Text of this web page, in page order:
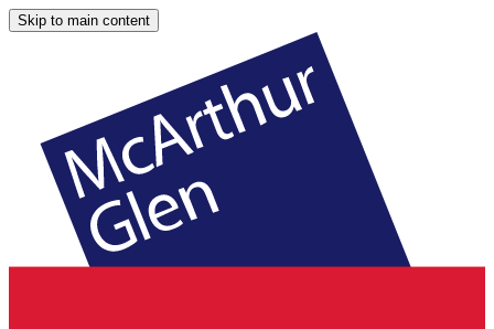
Skip to main content